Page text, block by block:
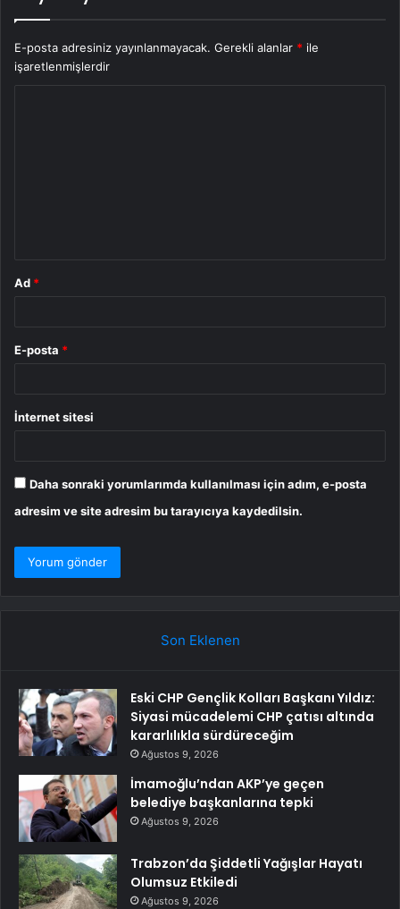
E-posta adresiniz yayınlanmayacak. Gerekli alanlar * ile
işaretlenmişlerdir
Ad *
E-posta *
İnternet sitesi
Daha sonraki yorumlarımda kullanılması için adım, e-posta
adresim ve site adresim bu tarayıcıya kaydedilsin.
Son Eklenen
Eski CHP Gençlik Kolları Başkanı Yıldız:
Siyasi mücadelemi CHP çatısı altında
kararlılıkla sürdüreceğim
Ağustos 9, 2026
İmamoğlu’ndan AKP’ye geçen
belediye başkanlarına tepki
Ağustos 9, 2026
Trabzon’da Şiddetli Yağışlar Hayatı
Olumsuz Etkiledi
Ağustos 9, 2026